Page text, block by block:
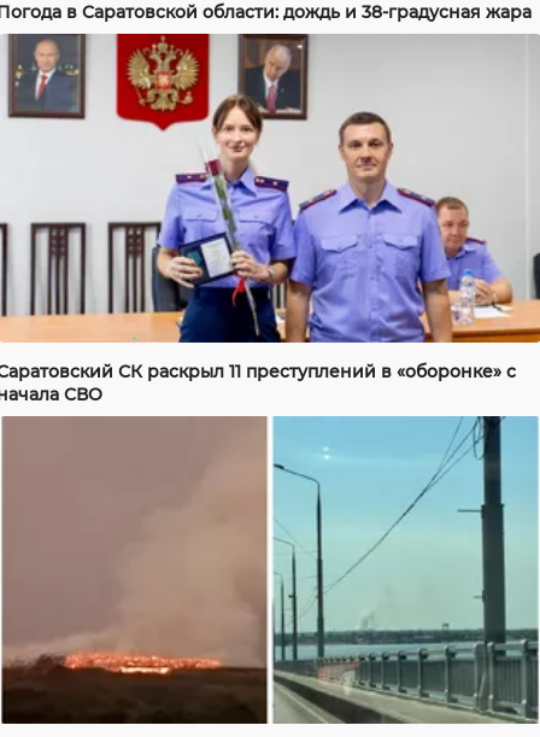
в Саратовской области: дождь и 38-градусная жара
СК раскрыл 11 преступлений в «оборонке» с
СВО